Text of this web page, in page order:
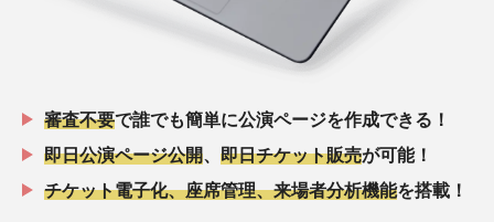
審査不要で誰でも簡単に公演ページを作成できる！
即日公演ページ公開
即日チケット販売が可能！
チケット電子化、座席管理、来場者分析機能を搭載！